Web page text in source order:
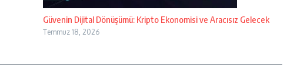
Güvenin Dijital Dönüşümü: Kripto Ekonomisi ve Aracısız Gelecek
Temmuz 18, 2026